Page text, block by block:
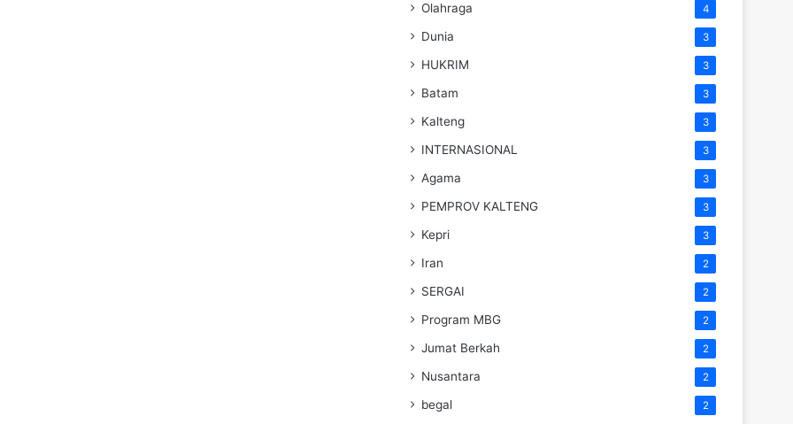
Olahraga 4
Dunia 3
HUKRIM 3
Batam 3
Kalteng 3
INTERNASIONAL 3
Agama 3
PEMPROV KALTENG 3
Kepri 3
Iran 2
SERGAI 2
Program MBG 2
Jumat Berkah 2
Nusantara 2
begal 2